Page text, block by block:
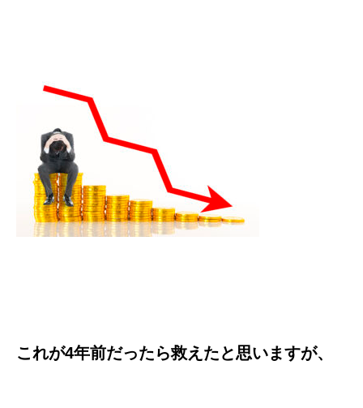
これが4年前だったら救えたと思いますが、